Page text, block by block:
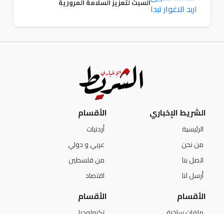
الشريط الإخباري
الرئيسية
من نحن
اتصل بنا
أرسل لنا
الأقسام
أردنيات
عربي و دولي
من فلسطين
اقتصاد
الأقسام الأقسام